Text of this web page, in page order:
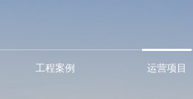
工程案例 运营项目